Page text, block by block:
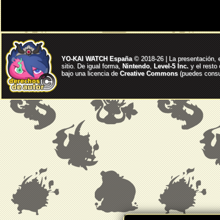
YO-KAI WATCH España© 2018-26 | La presentación,
sitio. De igual forma, Nintendo, Level-5 Inc. y el resto
bajo una licencia deCreative Commons(puedes